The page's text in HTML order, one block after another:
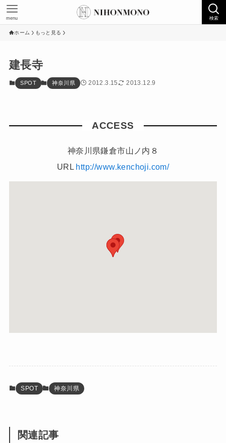
検索
menu
ホーム もっと見る
建長寺
SPOT 神奈川県 2012.3.15 2013.12.9
ACCESS
神奈川県鎌倉市山ノ内８
URL http://www.kenchoji.com/
SPOT 神奈川県
関連記事